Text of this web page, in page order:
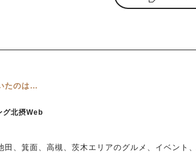
たのは…
グ北摂Web
田、箕面、高槻、茨木エリアのグルメ、イベント